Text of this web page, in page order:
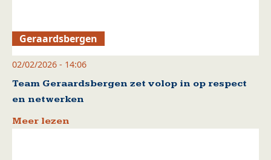
Geraardsbergen
02/02/2026 - 14:06
Team Geraardsbergen zet volop in op respect
en netwerken
Meer lezen